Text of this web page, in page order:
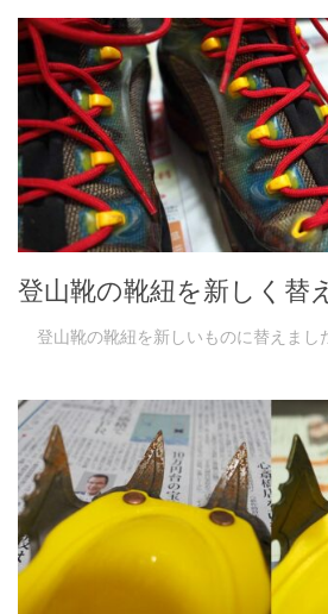
登山靴の靴紐を新しく替
登山靴の靴紐を新しいものに替えまし